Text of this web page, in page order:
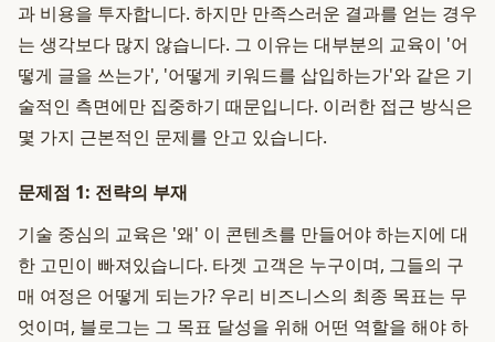
과 비용을 투자합니다. 하지만 만족스러운 결과를 얻는 경우
는 생각보다 많지 않습니다. 그 이유는 대부분의 교육이 '어
떻게 글을 쓰는가', '어떻게 키워드를 삽입하는가'와 같은 기
술적인 측면에만 집중하기 때문입니다. 이러한 접근 방식은
몇 가지 근본적인 문제를 안고 있습니다.
문제점 1: 전략의 부재
기술 중심의 교육은 '왜' 이 콘텐츠를 만들어야 하는지에 대
한 고민이 빠져있습니다. 타겟 고객은 누구이며, 그들의 구
매 여정은 어떻게 되는가? 우리 비즈니스의 최종 목표는 무
엇이며, 블로그는 그 목표 달성을 위해 어떤 역할을 해야 하